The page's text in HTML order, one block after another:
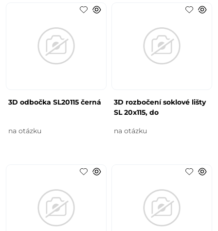
3D odbočka SL20115 černá
na otázku
3D rozbočení soklové lišty
SL 20x115, do
na otázku